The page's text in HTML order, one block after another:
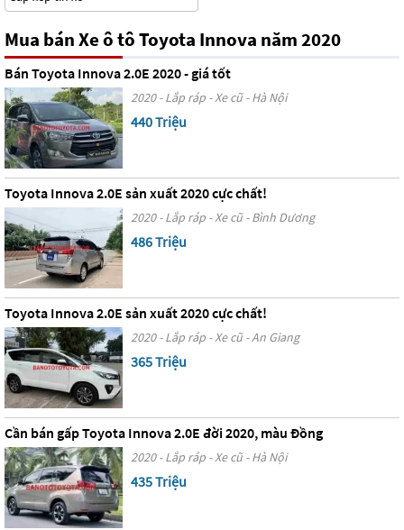
Mua bán Xe ô tô Toyota Innova năm 2020
Bán Toyota Innova 2.0E 2020 - giá tốt
2020 - Lắp ráp - Xe cũ - Hà Nội
440 Triệu
Toyota Innova 2.0E sản xuất 2020 cực chất!
2020 - Lắp ráp - Xe cũ - Bình Dương
486 Triệu
Toyota Innova 2.0E sản xuất 2020 cực chất!
2020 - Lắp ráp - Xe cũ - An Giang
365 Triệu
Cần bán gấp Toyota Innova 2.0E đời 2020, màu Đồng
2020 - Lắp ráp - Xe cũ - Hà Nội
435 Triệu